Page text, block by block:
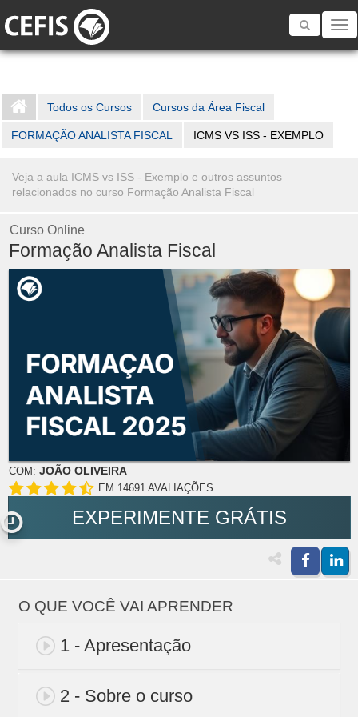
Toggle
Todos os Cursos Cursos da Área Fiscal
FORMAÇÃO ANALISTA FISCAL ICMS VS ISS - EXEMPLO
Veja a aula ICMS vs ISS - Exemplo e outros assuntos
relacionados no curso Formação Analista Fiscal
Curso Online
Formação Analista Fiscal
COM: JOÃO OLIVEIRA
EM 14691 AVALIAÇÕES
EXPERIMENTE GRÁTIS
O QUE VOCÊ VAI APRENDER
1 - Apresentação
2 - Sobre o curso